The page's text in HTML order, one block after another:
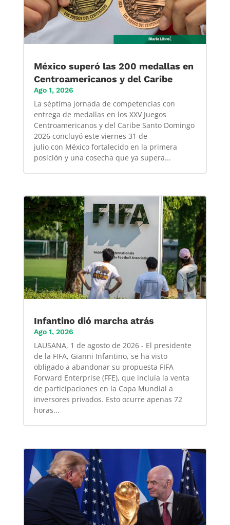
México superó las 200 medallas en
Centroamericanos y del Caribe
Ago 1, 2026
La séptima jornada de competencias con
entrega de medallas en los XXV Juegos
Centroamericanos y del Caribe Santo Domingo
2026 concluyó este viernes 31 de
julio con México fortalecido en la primera
posición y una cosecha que ya supera...
Infantino dió marcha atrás
Ago 1, 2026
LAUSANA, 1 de agosto de 2026 - El presidente
de la FIFA, Gianni Infantino, se ha visto
obligado a abandonar su propuesta FIFA
Forward Enterprise (FFE), que incluía la venta
de participaciones en la Copa Mundial a
inversores privados. Esto ocurre apenas 72
horas...